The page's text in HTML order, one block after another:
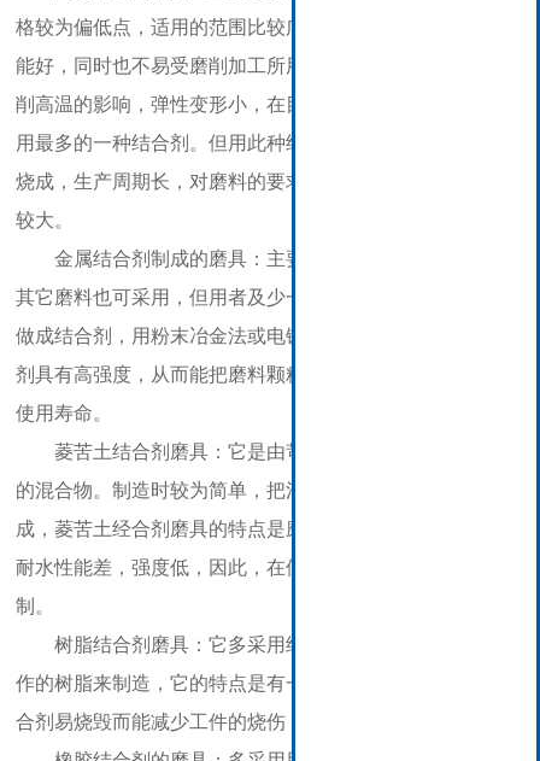
格较为偏低点，适用的范围比较广泛，化学稳定性和耐热性
能好，同时也不易受磨削加工所用的冷却液性质或加工区磨
削高温的影响，弹性变形小，在目前各行各业的磨削中是采
用最多的一种结合剂。但用此种结合剂制造磨具时须经高温
烧成，生产周期长，对磨料的要求较高，反则产品的报废量
较大。
金属结合剂制成的磨具：主要用作制造金刚石磨具等，
其它磨料也可采用，但用者及少一般的金属有铜、锡、铁等
做成结合剂，用粉末冶金法或电镀制成磨具，由于金属结合
剂具有高强度，从而能把磨料颗粒牢固的把持住，有料长的
使用寿命。
菱苦土结合剂磨具：它是由苛性碳酸镁与氯化镁等溶液
的混合物。制造时较为简单，把混合料注入模中经固化即
成，菱苦土经合剂磨具的特点是磨削发热量小，但磨损快，
耐水性能差，强度低，因此，在使用范围里受到一定的限
制。
树脂结合剂磨具：它多采用结合强度高，弹性好，易操
作的树脂来制造，它的特点是有一定的抛光作用，磨削时结
合剂易烧毁而能减少工件的烧伤，生产周期较短等。